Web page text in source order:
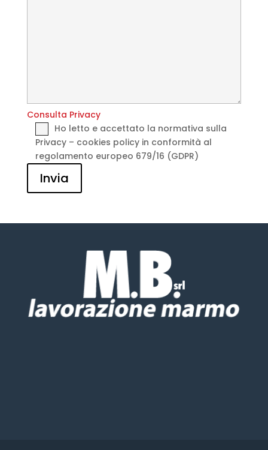
Consulta Privacy
Ho letto e accettato la normativa sulla
Privacy – cookies policy in conformità al
regolamento europeo 679/16 (GDPR)
Invia